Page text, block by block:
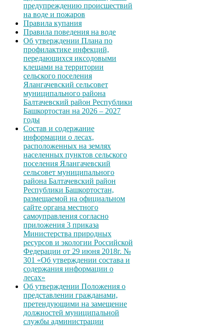
предупреждению происшествий
на воде и пожаров
Правила купания
Правила поведения на воде
Об утверждении Плана по
профилактике инфекций,
передающихся иксодовыми
клещами на территории
сельского поселения
Ялангачевский сельсовет
муниципального района
Балтачевский район Республики
Башкортостан на 2026 – 2027
годы
Состав и содержание
информации о лесах,
расположенных на землях
населенных пунктов сельского
поселения Ялангачевский
сельсовет муниципального
района Балтачевский район
Республики Башкортостан,
размещаемой на официальном
сайте органа местного
самоуправления согласно
приложения 3 приказа
Министерства природных
ресурсов и экологии Российской
Федерации от 29 июня 2018г. №
301 «Об утверждении состава и
содержания информации о
лесах»
Об утверждении Положения о
представлении гражданами,
претендующими на замещение
должностей муниципальной
службы администрации